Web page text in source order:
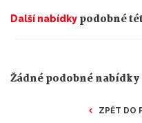
Další nabídky podobné
Žádné podobné nabídky
ZPĚT DO